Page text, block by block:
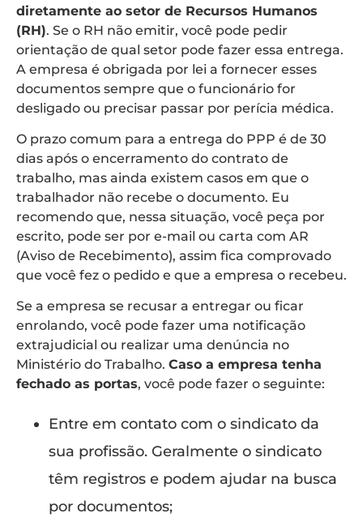
diretamente ao setor de Recursos Humanos
(RH). Se o RH não emitir, você pode pedir
orientação de qual setor pode fazer essa entrega.
A empresa é obrigada por lei a fornecer esses
documentos sempre que o funcionário for
desligado ou precisar passar por perícia médica.
O prazo comum para a entrega do PPP é de 30
dias após o encerramento do contrato de
trabalho, mas ainda existem casos em que o
trabalhador não recebe o documento. Eu
recomendo que, nessa situação, você peça por
escrito, pode ser por e-mail ou carta com AR
(Aviso de Recebimento), assim fica comprovado
que você fez o pedido e que a empresa o recebeu.
Se a empresa se recusar a entregar ou ficar
enrolando, você pode fazer uma notificação
extrajudicial ou realizar uma denúncia no
Ministério do Trabalho. Caso a empresa tenha
fechado as portas, você pode fazer o seguinte:
Entre em contato com o sindicato da
sua profissão. Geralmente o sindicato
têm registros e podem ajudar na busca
por documentos;